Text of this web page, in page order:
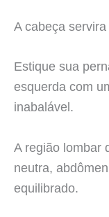
A cabeça
Estique sua
esquerda com
inabalável.
A região lombar
neutra,
equilibrado.